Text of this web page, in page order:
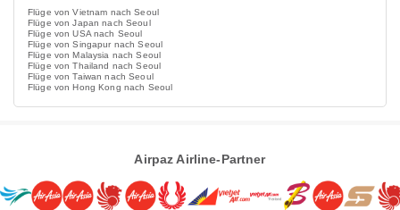
Flüge von Vietnam nach Seoul
Flüge von Japan nach Seoul
Flüge von USA nach Seoul
Flüge von Singapur nach Seoul
Flüge von Malaysia nach Seoul
Flüge von Thailand nach Seoul
Flüge von Taiwan nach Seoul
Flüge von Hong Kong nach Seoul
Airpaz Airline-Partner